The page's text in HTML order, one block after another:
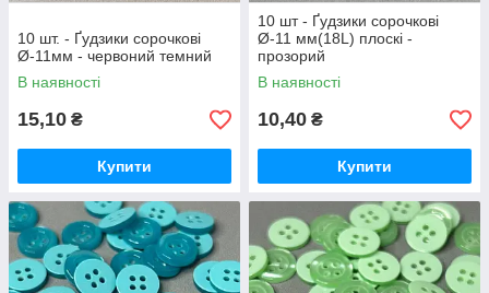
10 шт. - Ґудзики сорочкові
Ø-11мм - червоний темний
В наявності
15,10 ₴
Купити
10 шт - Ґудзики сорочкові
Ø-11 мм(18L) плоскі -
прозорий
В наявності
10,40 ₴
Купити